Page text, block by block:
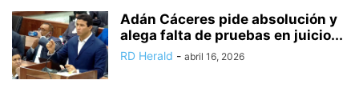
Adán Cáceres pide absolución y
alega falta de pruebas en juicio...
RD Herald - abril 16, 2026